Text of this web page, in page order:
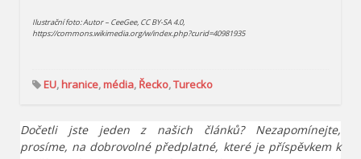
Ilustrační foto: Autor – CeeGee, CC BY-SA 4.0,
https://commons.wikimedia.org/w/index.php?curid=40981935
EU,hranice,média, Řecko,Turecko
Dočetli jste jeden z našich článků? Nezapomínejte,
prosíme, na dobrovolné předplatné, které je příspěvkem k